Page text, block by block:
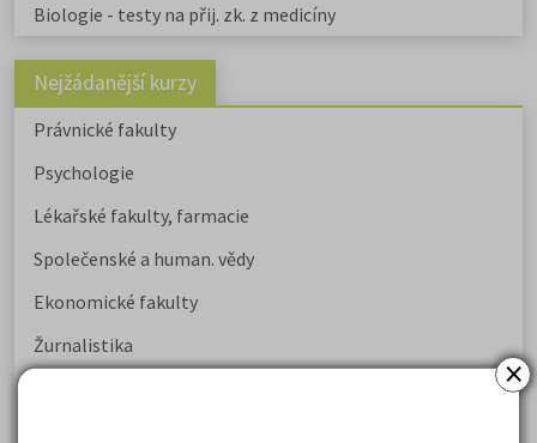
×
Biologie - testy na přij. zk. z medicíny
Nejžádanější kurzy
Právnické fakulty
Psychologie
Lékařské fakulty, farmacie
Společenské a human. vědy
Ekonomické fakulty
Žurnalistika